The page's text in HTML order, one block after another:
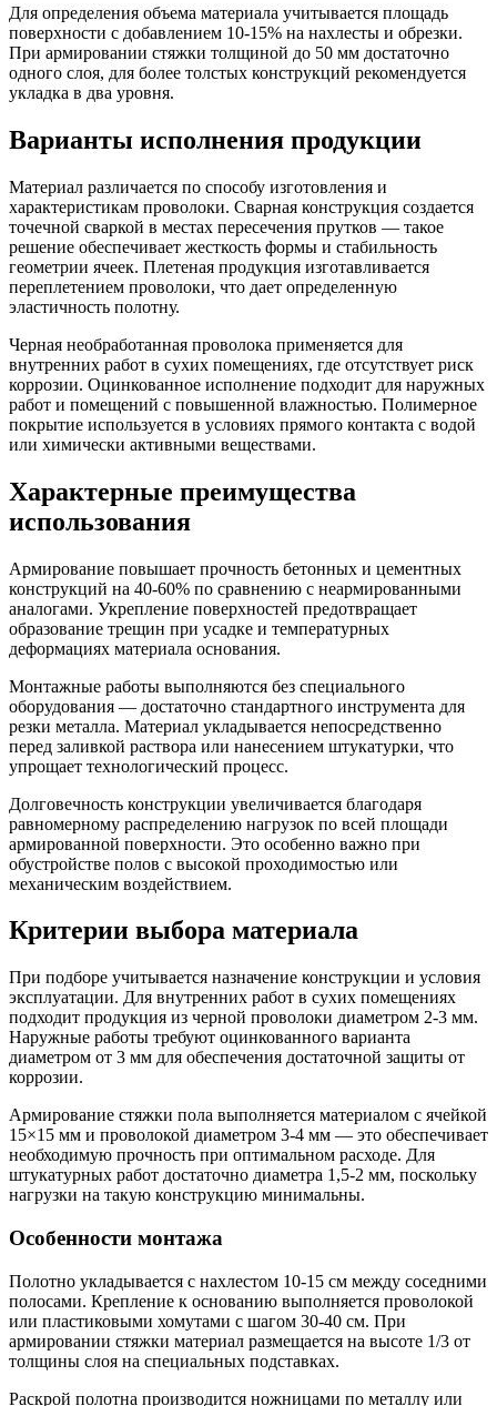
Для определения объема материала учитывается площадь
поверхности с добавлением 10-15% на нахлесты и обрезки.
При армировании стяжки толщиной до 50 мм достаточно
одного слоя, для более толстых конструкций рекомендуется
укладка в два уровня.
Варианты исполнения продукции
Материал различается по способу изготовления и
характеристикам проволоки. Сварная конструкция создается
точечной сваркой в местах пересечения прутков — такое
решение обеспечивает жесткость формы и стабильность
геометрии ячеек. Плетеная продукция изготавливается
переплетением проволоки, что дает определенную
эластичность полотну.
Черная необработанная проволока применяется для
внутренних работ в сухих помещениях, где отсутствует риск
коррозии. Оцинкованное исполнение подходит для наружных
работ и помещений с повышенной влажностью. Полимерное
покрытие используется в условиях прямого контакта с водой
или химически активными веществами.
Характерные преимущества
использования
Армирование повышает прочность бетонных и цементных
конструкций на 40-60% по сравнению с неармированными
аналогами. Укрепление поверхностей предотвращает
образование трещин при усадке и температурных
деформациях материала основания.
Монтажные работы выполняются без специального
оборудования — достаточно стандартного инструмента для
резки металла. Материал укладывается непосредственно
перед заливкой раствора или нанесением штукатурки, что
упрощает технологический процесс.
Долговечность конструкции увеличивается благодаря
равномерному распределению нагрузок по всей площади
армированной поверхности. Это особенно важно при
обустройстве полов с высокой проходимостью или
механическим воздействием.
Критерии выбора материала
При подборе учитывается назначение конструкции и условия
эксплуатации. Для внутренних работ в сухих помещениях
подходит продукция из черной проволоки диаметром 2-3 мм.
Наружные работы требуют оцинкованного варианта
диаметром от 3 мм для обеспечения достаточной защиты от
коррозии.
Армирование стяжки пола выполняется материалом с ячейкой
15×15 мм и проволокой диаметром 3-4 мм — это обеспечивает
необходимую прочность при оптимальном расходе. Для
штукатурных работ достаточно диаметра 1,5-2 мм, поскольку
нагрузки на такую конструкцию минимальны.
Особенности монтажа
Полотно укладывается с нахлестом 10-15 см между соседними
полосами. Крепление к основанию выполняется проволокой
или пластиковыми хомутами с шагом 30-40 см. При
армировании стяжки материал размещается на высоте 1/3 от
толщины слоя на специальных подставках.
Раскрой полотна производится ножницами по металлу или